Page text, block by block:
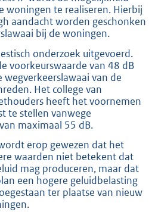
woningen te realiseren. Hierbij
aandacht worden geschonken
bij de woningen.
onderzoek uitgevoerd.
voorkeurswaarde van 48 dB
wegverkeerslawaai van de
Het college van
heeft het voornemen
te stellen vanwege
maximaal 55 dB.
erop gewezen dat het
waarden niet betekent dat
mag produceren, maar dat
een hogere geluidbelasting
ter plaatse van nieuw